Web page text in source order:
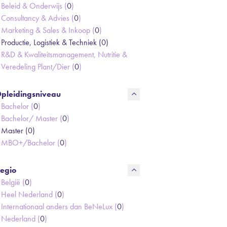
Beleid & Onderwijs (0)
Consultancy & Advies (0)
Marketing & Sales & Inkoop (0)
Productie, Logistiek & Techniek (0)
R&D & Kwaliteitsmanagement, Nutritie &
Veredeling Plant/Dier (0)
Bachelor (0)
Bachelor/ Master (0)
Master (0)
MBO+/Bachelor (0)
België (0)
Heel Nederland (0)
Internationaal anders dan BeNeLux (0)
Nederland (0)